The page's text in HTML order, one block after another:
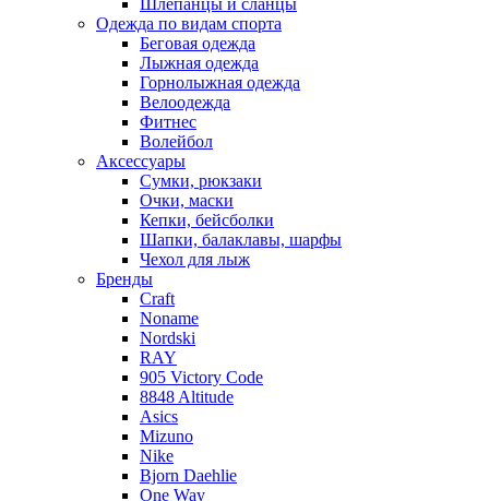
Шлепанцы и сланцы
Одежда по видам спорта
Беговая одежда
Лыжная одежда
Горнолыжная одежда
Велоодежда
Фитнес
Волейбол
Аксессуары
Сумки, рюкзаки
Очки, маски
Кепки, бейсболки
Шапки, балаклавы, шарфы
Чехол для лыж
Бренды
Craft
Noname
Nordski
RAY
905 Victory Code
8848 Altitude
Asics
Mizuno
Nike
Bjorn Daehlie
One Way